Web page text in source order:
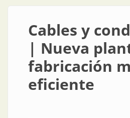
Cables y
| Nueva
fabricación
eficiente